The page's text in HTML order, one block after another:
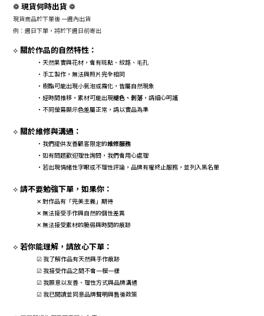
❁ 現貨何時出貨 ❁
現貨商品於下單後 一週內出貨
例：週日下單，將於下週日前寄出
⟡ 關於作品的自然特性：
・天然果實與花材，會有斑點、紋路、毛孔
・手工製作，無法與照片完全相同
・樹酯可能出現小氣泡或霧化，皆屬自然現象
・經時間推移，素材可能出現褪色、剝落，請細心呵護
・不同螢幕顯示色差屬正常，請以實品為準
⟡ 關於維修與溝通：
・我們提供友善顧客限定的維修服務
・如有問題歡迎理性詢問，我們會用心處理
・若出現情緒性字眼或不理性評論，品牌有權終止服務，並列入黑名單
⟡ 請不要勉強下單，如果你：
✕ 對作品有「完美主義」期待
✕ 無法接受手作與自然的個性差異
✕ 無法接受素材的脆弱與時間的痕跡
⟡ 若你能理解，請放心下單：
☑ 我了解作品有天然與手作痕跡
☑ 我接受作品之間不會一模一樣
☑ 我願意以友善、理性方式與品牌溝通
☑ 我已閱讀並同意品牌聲明與售後政策